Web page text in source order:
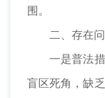
围。
二、存在问
一是普法措
盲区死角，缺